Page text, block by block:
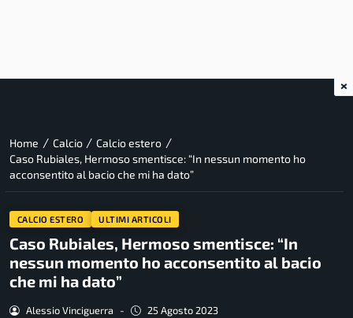
Home / Calcio / Calcio estero /
Caso Rubiales, Hermoso smentisce: “In nessun momento ho
acconsentito al bacio che mi ha dato”
CALCIO ESTERO ULTIMI ARTICOLI
Caso Rubiales, Hermoso smentisce: “In
nessun momento ho acconsentito al bacio
che mi ha dato”
Alessio Vinciguerra - 25 Agosto 2023
×